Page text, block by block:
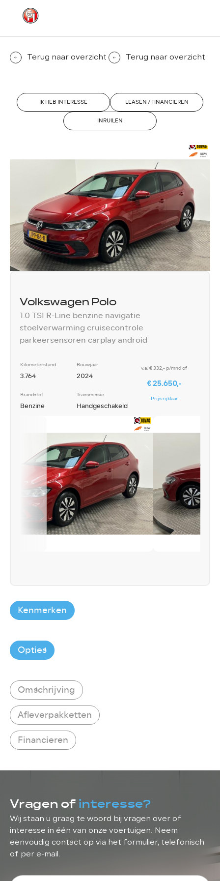
Terug naar overzicht Terug naar overzicht
IK HEB INTERESSE LEASEN / FINANCIEREN
INRUILEN
Volkswagen Polo
1.0 TSI R-Line benzine navigatie
stoelverwarming cruisecontrole
parkeersensoren carplay android
Kilometerstand
3.764
Bouwjaar
2024
Brandstof
Benzine
Transmissie
Handgeschakeld
v.a. € 332,- p/mnd of
€ 25.650,-
Prijs rijklaar
Kenmerken
Opties
Omschrijving
Afleverpakketten
Financieren
Vragen of interesse?
Wij staan u graag te woord bij vragen over of
interesse in één van onze voertuigen. Neem
eenvoudig contact op via het formulier, telefonisch
of per e-mail.